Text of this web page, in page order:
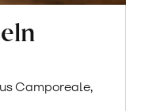
Camporeale,